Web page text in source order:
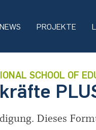
NEWS PROJEKTE
SCHOOL OF
Dieses